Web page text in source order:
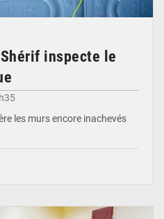
inspecte le
les murs encore inachevés